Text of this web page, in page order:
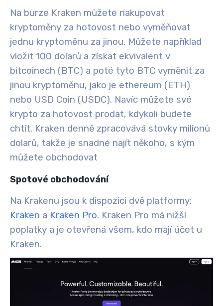
Na burze Kraken můžete nakupovat
kryptoměny za hotovost nebo vyměňovat
jednu kryptoměnu za jinou. Můžete například
vložit 100 dolarů a získat ekvivalent v
bitcoinech (BTC) a poté tyto BTC vyměnit za
jinou kryptoměnu, jako je ethereum (ETH)
nebo USD Coin (USDC). Navíc můžete své
krypto za hotovost prodat, kdykoli budete
chtít. Kraken denně zpracovává stovky milionů
dolarů, takže je snadné najít někoho, s kým
můžete obchodovat
Spotové obchodování
Na Krakenu jsou k dispozici dvě platformy:
Kraken a Kraken Pro. Kraken Pro má nižší
poplatky a je otevřená všem, kdo mají účet u
Kraken.